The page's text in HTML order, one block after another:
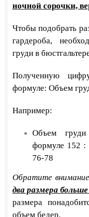
ночной сорочки,
Чтобы подобрать
гардероба,
груди в
Полученную
формуле: Объем
Например:
Объем
формуле 152 :
76-78
Обратите
два размера
размера
объем бедер.